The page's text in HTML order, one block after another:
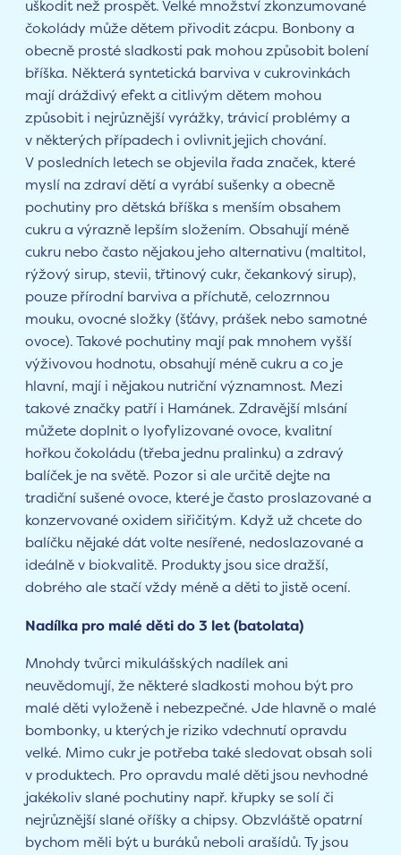
uškodit než prospět. Velké množství zkonzumované
čokolády může dětem přivodit zácpu. Bonbony a
obecně prosté sladkosti pak mohou způsobit bolení
bříška. Některá syntetická barviva v cukrovinkách
mají dráždivý efekt a citlivým dětem mohou
způsobit i nejrůznější vyrážky, trávicí problémy a
v některých případech i ovlivnit jejich chování.
V posledních letech se objevila řada značek, které
myslí na zdraví dětí a vyrábí sušenky a obecně
pochutiny pro dětská bříška s menším obsahem
cukru a výrazně lepším složením. Obsahují méně
cukru nebo často nějakou jeho alternativu (maltitol,
rýžový sirup, stevii, třtinový cukr, čekankový sirup),
pouze přírodní barviva a příchutě, celozrnnou
mouku, ovocné složky (šťávy, prášek nebo samotné
ovoce). Takové pochutiny mají pak mnohem vyšší
výživovou hodnotu, obsahují méně cukru a co je
hlavní, mají i nějakou nutriční významnost. Mezi
takové značky patří i Hamánek. Zdravější mlsání
můžete doplnit o lyofylizované ovoce, kvalitní
hořkou čokoládu (třeba jednu pralinku) a zdravý
balíček je na světě. Pozor si ale určitě dejte na
tradiční sušené ovoce, které je často proslazované a
konzervované oxidem siřičitým. Když už chcete do
balíčku nějaké dát volte nesířené, nedoslazované a
ideálně v biokvalitě. Produkty jsou sice dražší,
dobrého ale stačí vždy méně a děti to jistě ocení.
Nadílka pro malé děti do 3 let (batolata)
Mnohdy tvůrci mikulášských nadílek ani
neuvědomují, že některé sladkosti mohou být pro
malé děti vyloženě i nebezpečné. Jde hlavně o malé
bombonky, u kterých je riziko vdechnutí opravdu
velké. Mimo cukr je potřeba také sledovat obsah soli
v produktech. Pro opravdu malé děti jsou nevhodné
jakékoliv slané pochutiny např. křupky se solí či
nejrůznější slané oříšky a chipsy. Obzvláště opatrní
bychom měli být u buráků neboli arašídů. Ty jsou